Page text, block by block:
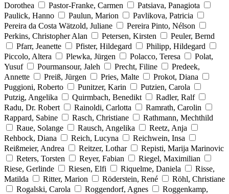
Dorothea
Pastor-Franke, Carmen
Patsiava, Panagiota
Paulick, Hanno
Paulun, Marion
Pavlikova, Patricia
Pereira da Costa Wätzold, Juliane
Pereira Pinto, Nélson
Perkins, Christopher Alan
Petersen, Kirsten
Peuler, Bernd
Pfarr, Jeanette
Pfister, Hildegard
Philipp, Hildegard
Piccolo, Altera
Plewka, Jürgen Polacco, Teresa
Polat,
Yusuf
Pourmansour, Jaleh Precht, Filine
Predeek,
Annette
Preiß, Jürgen Pries, Malte
Prokot, Diana
Puggioni, Roberto
Punitzer, Karin
Putzien, Carola
Putzig, Angelika
Quirmbach, Benedikt
Radler, Ralf
Radu, Dr. Robert
Rainoldi, Carlotta
Ramrath, Carolin
Rappard, Sabine
Rasch, Christiane
Rathmann, Mechthild
Raue, Solange
Rausch, Angelika
Reetz, Anja
Rehbock, Diana
Reich, Lucyna
Reichwein, Insa
Reißmeier, Andrea
Reitzer, Lothar
Repisti, Marija Marinovic
Reters, Torsten
Reyer, Fabian
Riegel, Maximilian
Riese, Gerlinde
Riesen, Elfi Riquelme, Daniela
Risse,
Matilda
Ritter, Marion Röderstein, René
Röhl, Christiane
Rogalski, Carola
Roggendorf, Agnes
Roggenkamp,